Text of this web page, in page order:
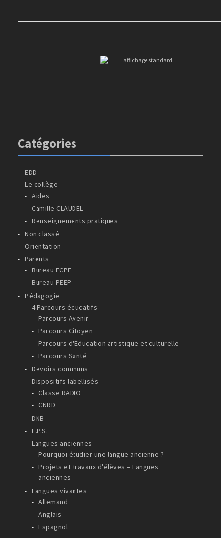
Catégories
EDD
Le collège
Aides
Camille CLAUDEL
Renseignements pratiques
Non classé
Orientation
Parents
Bureau FCPE
Bureau PEEP
Pédagogie
4 Parcours éducatifs
Parcours Avenir
Parcours Citoyen
Parcours d'Education artistique et culturelle
Parcours Santé
Devoirs communs
Dispositifs labellisés
Classe RADIO
CNRD
DNB
E.P.S.
Langues anciennes
Pourquoi étudier une langue ancienne ?
Projets et travaux d'élèves – Langues
anciennes
Langues vivantes
Allemand
Anglais
Espagnol